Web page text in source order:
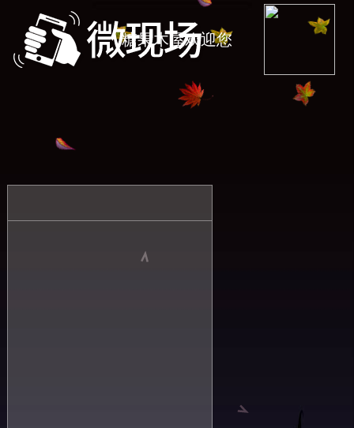
糖果木屋欢迎您